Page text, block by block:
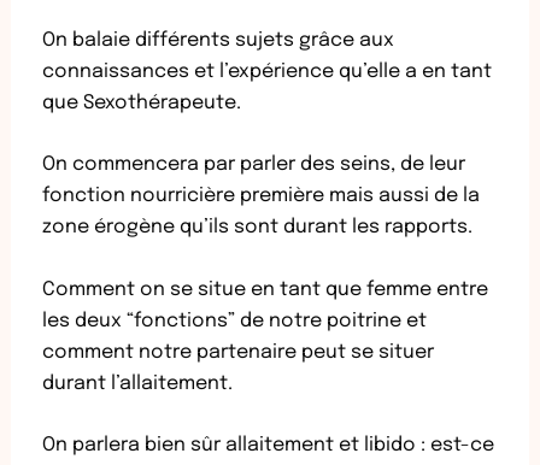
On balaie différents sujets grâce aux
connaissances et l’expérience qu’elle a en tant
que Sexothérapeute.
On commencera par parler des seins, de leur
fonction nourricière première mais aussi de la
zone érogène qu’ils sont durant les rapports.
Comment on se situe en tant que femme entre
les deux “fonctions” de notre poitrine et
comment notre partenaire peut se situer
durant l’allaitement.
On parlera bien sûr allaitement et libido : est-ce